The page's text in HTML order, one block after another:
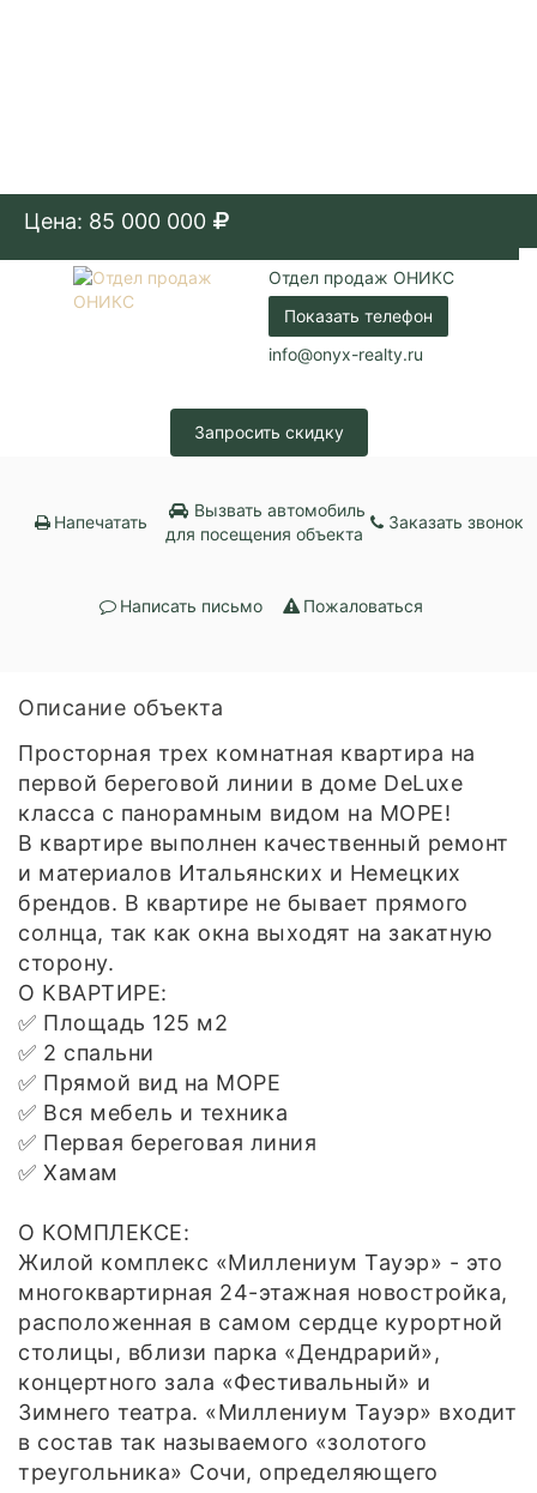
Цена: 85 000 000
Отдел продаж ОНИКС
Показать телефон
info@onyx-realty.ru
Запросить скидку
Напечатать
Вызвать автомобиль
для посещения объекта
Заказать звонок
Написать письмо Пожаловаться
Описание объекта
Просторная трех комнатная квартира на
первой береговой линии в доме DeLuxe
класса с панорамным видом на МОРЕ!
В квартире выполнен качественный ремонт
и материалов Итальянских и Немецких
брендов. В квартире не бывает прямого
солнца, так как окна выходят на закатную
сторону.
О КВАРТИРЕ:
✅ Площадь 125 м2
✅ 2 спальни
✅ Прямой вид на МОРЕ
✅ Вся мебель и техника
✅ Первая береговая линия
✅ Хамам
О КОМПЛЕКСЕ:
Жилой комплекс «Миллениум Тауэр» - это
многоквартирная 24-этажная новостройка,
расположенная в самом сердце курортной
столицы, вблизи парка «Дендрарий»,
концертного зала «Фестивальный» и
Зимнего театра. «Миллениум Тауэр» входит
в состав так называемого «золотого
треугольника» Сочи, определяющего